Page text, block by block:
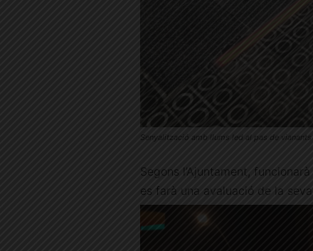
Senyalització amb llums led al pas de
Segons l’Ajuntament,
es farà una avaluació de la